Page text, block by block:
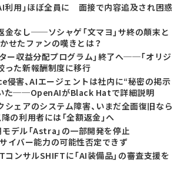
利用」ほぼ全員に 面接で内容追及され困惑
金なし──ソシャゲ「文マヨ」サ終の顛末と
せたファンの嘆きとは？
ター収益分配プログラム」終了へ──「オリジ
った新報酬制度に移行
害、AIエージェントは社内に“秘密の掲示
た──OpenAIがBlack Hatで詳細説明
シェアのシステム障害、いまだ全面復旧なら
の利用者には「全額返金」へ
モデル「Astra」の一部開発を停止
イバー能力の可能性否定できず
コンサルSHIFTに「AI装備品」の審査支援を